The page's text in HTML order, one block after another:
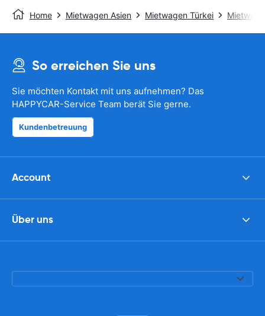
Home Mietwagen Asien Mietwagen Türkei
So erreichen Sie uns
Sie möchten Kontakt mit uns aufnehmen? Das
HAPPYCAR-Service Team berät Sie gerne.
Kundenbetreuung
Account
Über uns